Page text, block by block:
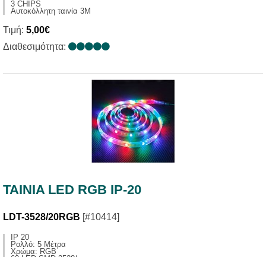
3 CHIPS
Αυτοκόλλητη ταινία 3Μ
Τιμή: 5,00€
Διαθεσιμότητα:
TAINIA LED RGB IP-20
LDT-3528/20RGB [#10414]
IP 20
Ρολλό: 5 Μέτρα
Χρώμα: RGB